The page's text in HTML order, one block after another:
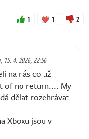
1 1 2
15. 4. 2026, 22:56
na nás co už
of no return.... My
dělat rozehrávat
Xboxu jsou v